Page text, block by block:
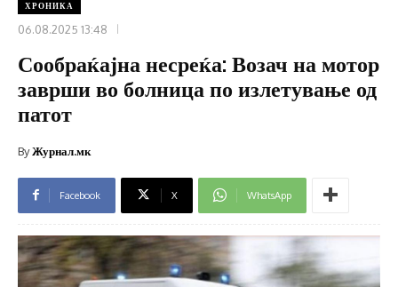
ХРОНИКА
06.08.2025 13:48
Сообраќајна несреќа: Возач на мотор
заврши во болница по излетување од
патот
ByЖурнал.мк
Facebook X WhatsApp